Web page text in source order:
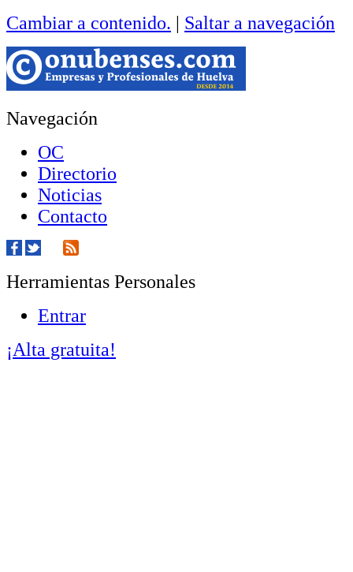
Cambiar a contenido. | Saltar a navegación
Navegación
OC
Directorio
Noticias
Contacto
Herramientas Personales
Entrar
¡Alta gratuita!